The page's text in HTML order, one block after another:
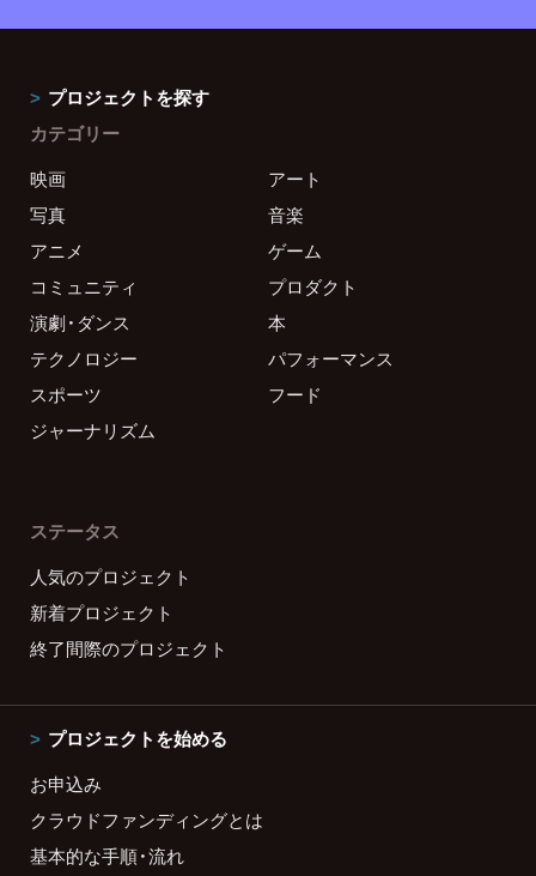
プロジェクトを探す
カテゴリー
映画
アート
写真
音楽
アニメ
ゲーム
コミュニティ
プロダクト
演劇・ダンス
本
テクノロジー
パフォーマンス
スポーツ
フード
ジャーナリズム
ステータス
人気のプロジェクト
新着プロジェクト
終了間際のプロジェクト
プロジェクトを始める
お申込み
クラウドファンディングとは
基本的な手順・流れ